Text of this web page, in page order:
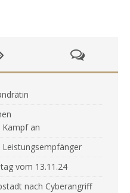
an
vom 13.11.24
nach Cyberangriff